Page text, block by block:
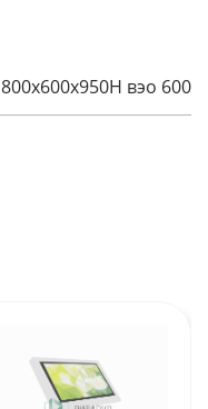
800x600x950H вэо 600